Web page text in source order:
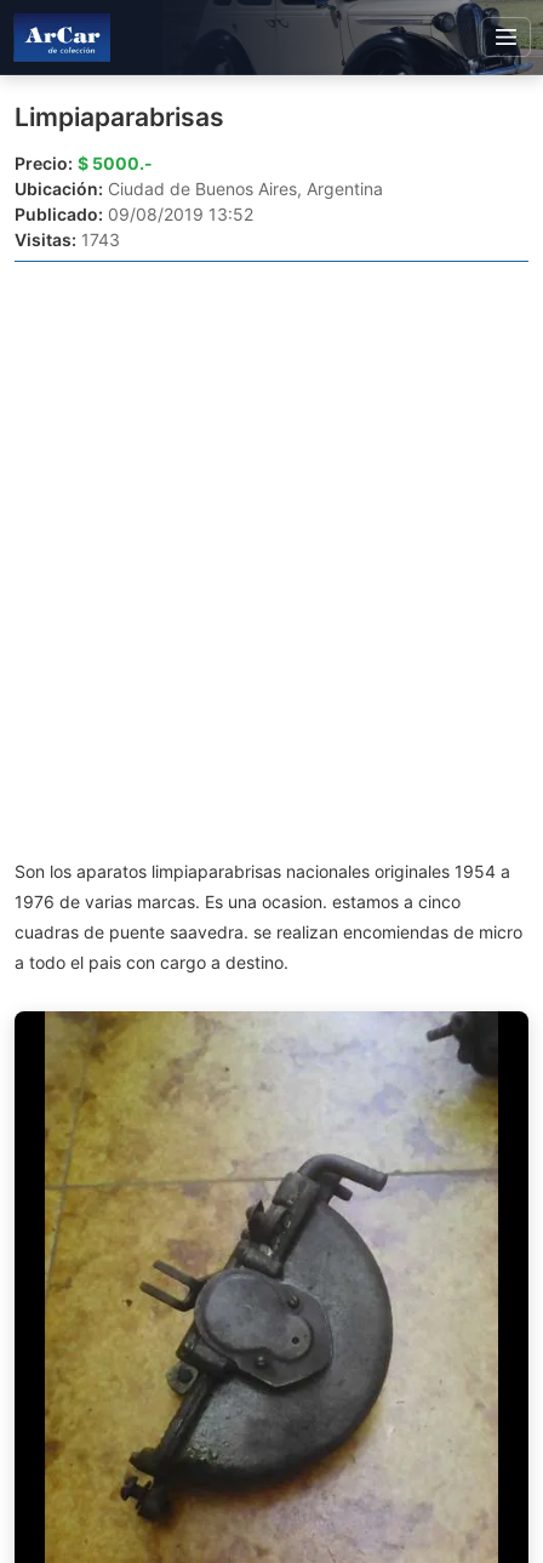
Limpiaparabrisas
Precio: $ 5000.-
Ubicación: Ciudad de Buenos Aires, Argentina
Publicado: 09/08/2019 13:52
Visitas: 1743
Son los aparatos limpiaparabrisas nacionales originales 1954 a
1976 de varias marcas. Es una ocasion. estamos a cinco
cuadras de puente saavedra. se realizan encomiendas de micro
a todo el pais con cargo a destino.